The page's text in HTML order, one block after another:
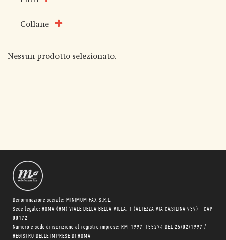
Collane
Nessun prodotto selezionato.
Denominazione sociale: MINIMUM FAX S.R.L.
Sede legale: ROMA (RM) VIALE DELLA BELLA VILLA, 1 (ALTEZZA VIA CASILINA 939) - CAP
00172
Numero e sede di iscrizione al registro imprese: RM-1997-155274 DEL 25/02/1997 /
REGISTRO DELLE IMPRESE DI ROMA